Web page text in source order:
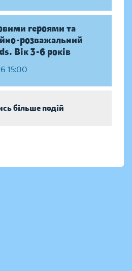
героями та
розважальний
Вік 3-6 років
15:00
більше подій